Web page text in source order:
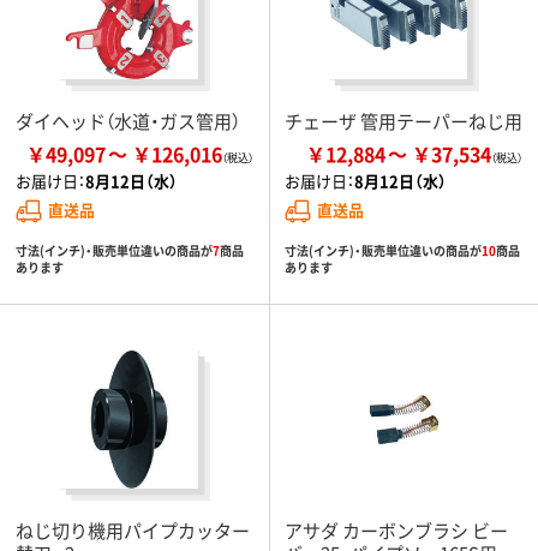
ダイヘッド（水道・ガス管用）
￥49,097 ￥126,016
お届け日：8月12日（水）
直送品
寸法(インチ)・販売単位違いの商品が7商品
あります
チェーザ 管用テーパーねじ用
￥12,884 ￥37,534
お届け日：8月12日（水）
直送品
寸法(インチ)・販売単位違いの商品が10商品
あります
ねじ切り機用パイプカッター
アサダ カーボンブラシ ビー